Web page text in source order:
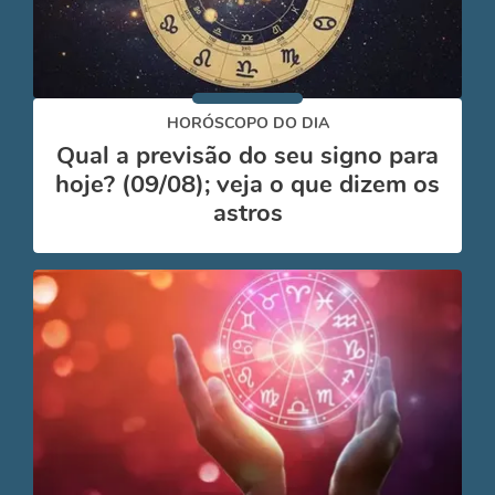
HORÓSCOPO DO DIA
Qual a previsão do seu signo para
hoje? (09/08); veja o que dizem os
astros